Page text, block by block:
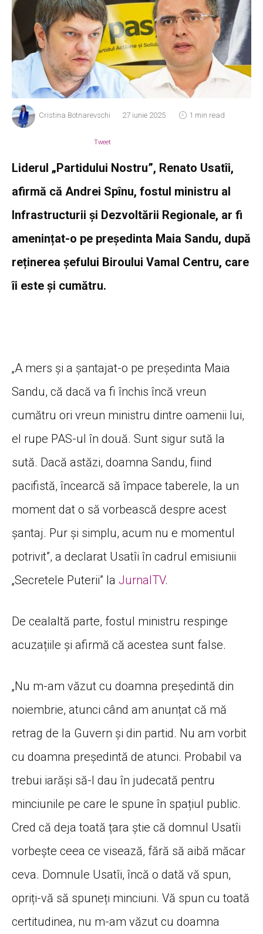
Cristina Botnarevschi 27 iunie 2025 1 min read
Tweet
Liderul „Partidului Nostru”, Renato Usatîi,
afirmă că Andrei Spînu, fostul ministru al
Infrastructurii și Dezvoltării Regionale, ar fi
amenințat-o pe președinta Maia Sandu, după
reținerea șefului Biroului Vamal Centru, care
îi este și cumătru.
„A mers și a șantajat-o pe președinta Maia
Sandu, că dacă va fi închis încă vreun
cumătru ori vreun ministru dintre oamenii lui,
el rupe PAS-ul în două. Sunt sigur sută la
sută. Dacă astăzi, doamna Sandu, fiind
pacifistă, încearcă să împace taberele, la un
moment dat o să vorbească despre acest
șantaj. Pur și simplu, acum nu e momentul
potrivit”, a declarat Usatîi în cadrul emisiunii
„Secretele Puterii” la JurnalTV.
De cealaltă parte, fostul ministru respinge
acuzațiile și afirmă că acestea sunt false.
„Nu m-am văzut cu doamna președintă din
noiembrie, atunci când am anunțat că mă
retrag de la Guvern și din partid. Nu am vorbit
cu doamna președintă de atunci. Probabil va
trebui iarăși să-l dau în judecată pentru
minciunile pe care le spune în spațiul public.
Cred că deja toată țara știe că domnul Usatîi
vorbește ceea ce visează, fără să aibă măcar
ceva. Domnule Usatîi, încă o dată vă spun,
opriți-vă să spuneți minciuni. Vă spun cu toată
certitudinea, nu m-am văzut cu doamna